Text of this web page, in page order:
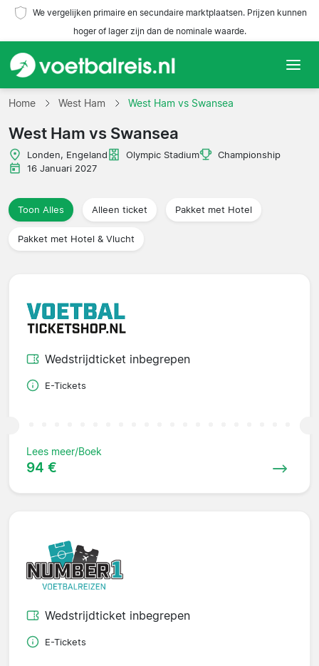
We vergelijken primaire en secundaire marktplaatsen. Prijzen kunnen
hoger of lager zijn dan de nominale waarde.
Home
Teams
Competities
Reisorganisaties
Home West Ham West Ham vs Swansea
West Ham vs Swansea
Londen, Engeland Olympic Stadium
Championship
16 Januari 2027
Toon Alles Alleen ticket Pakket met Hotel
Pakket met Hotel & Vlucht
Wedstrijdticket inbegrepen
E-Tickets
Lees meer/Boek
94 €
Wedstrijdticket inbegrepen
E-Tickets